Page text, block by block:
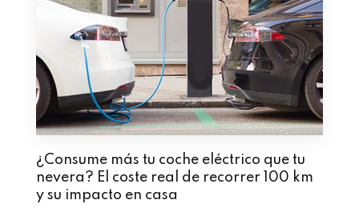
¿Consume más tu coche eléctrico que tu
nevera? El coste real de recorrer 100 km
y su impacto en casa